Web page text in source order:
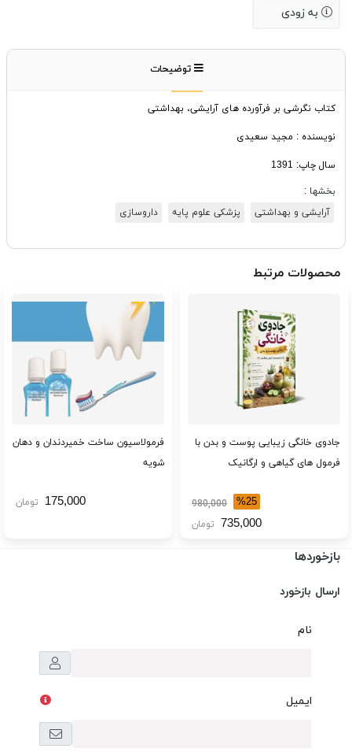
به زودی
توضیحات
کتاب نگرشی بر فرآورده های آرایشی، بهداشتی
نویسنده : مجید سعیدی
سال چاپ:
بخشها :
آرایشی و بهداشتی
پزشکی علوم پایه داروسازی
محصولات مرتبط
جادوی خانگی زیبایی پوست و بدن با
فرمول های گیاهی و ارگانیک
%25
980,000
735,000 تومان
فرمولاسیون ساخت خمیردندان و دهان
شویه
175,000 تومان
بازخوردها
ارسال بازخورد
نام
ایمیل